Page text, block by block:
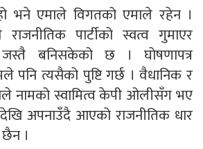
भने एमाले विगतको एमाले रहेन ।
पार्टीको स्वत्व गुमाएर
जस्तै बनिसकेको छ । घोषणापत्र
पनि त्यसैको पुष्टि गर्छ । वैधानिक र
नामको स्वामित्व केपी ओलीसँग भए
अपनाउँदै आएको राजनीतिक धार
।